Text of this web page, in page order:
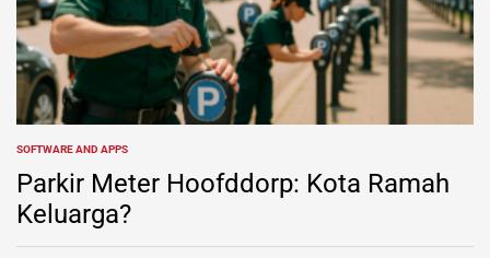
POSTED
IN
SOFTWARE AND APPS
Parkir Meter Hoofddorp: Kota Ramah
Keluarga?